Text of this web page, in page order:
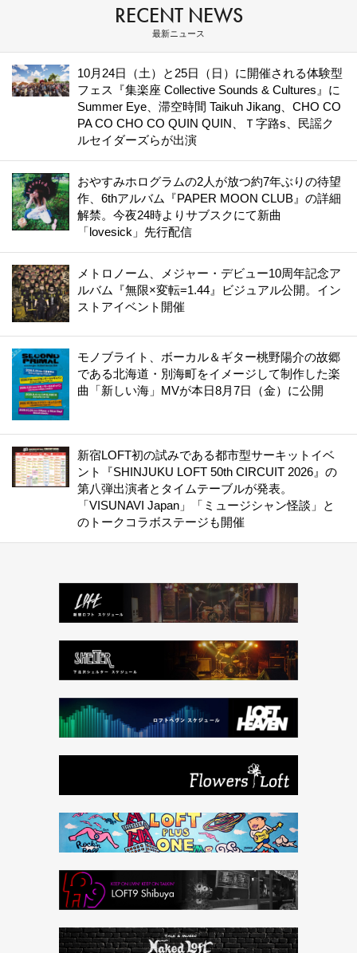
RECENT NEWS
最新ニュース
10月24日（土）と25日（日）に開催される体験型
フェス『集楽座 Collective Sounds & Cultures』に
Summer Eye、滞空時間 Taikuh Jikang、CHO CO
PA CO CHO CO QUIN QUIN、Ｔ字路s、民謡ク
ルセイダーズらが出演
おやすみホログラムの2人が放つ約7年ぶりの待望
作、6thアルバム『PAPER MOON CLUB』の詳細
解禁。今夜24時よりサブスクにて新曲
「lovesick」先行配信
メトロノーム、メジャー・デビュー10周年記念ア
ルバム『無限×変転=1.44』ビジュアル公開。イン
ストアイベント開催
モノブライト、ボーカル＆ギター桃野陽介の故郷
である北海道・別海町をイメージして制作した楽
曲「新しい海」MVが本日8月7日（金）に公開
新宿LOFT初の試みである都市型サーキットイベ
ント『SHINJUKU LOFT 50th CIRCUIT 2026』の
第八弾出演者とタイムテーブルが発表。
「VISUNAVI Japan」「ミュージシャン怪談」と
のトークコラボステージも開催